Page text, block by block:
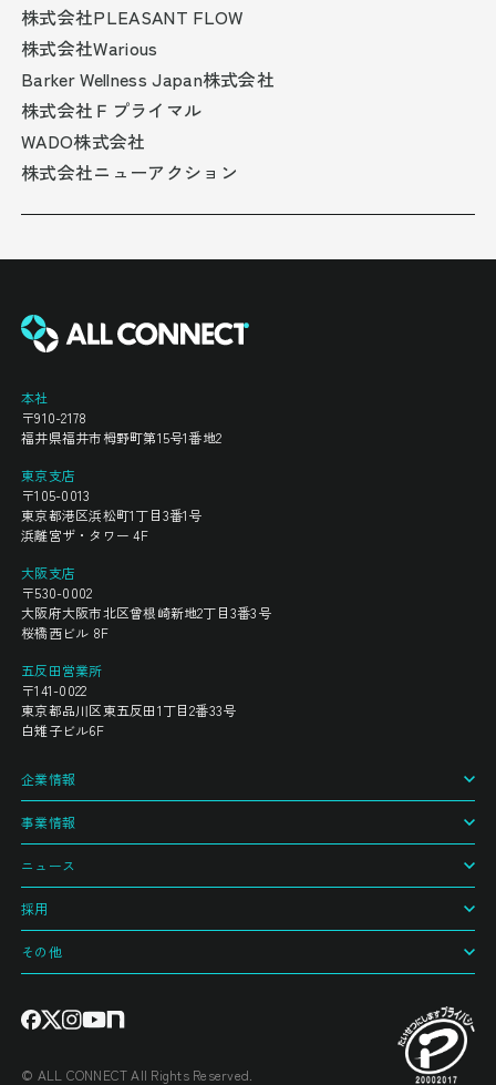
株式会社PLEASANT FLOW
株式会社Warious
Barker Wellness Japan株式会社
株式会社Ｆプライマル
WADO株式会社
株式会社ニューアクション
本社
〒910-2178
福井県福井市栂野町第15号1番地2
東京支店
〒105-0013
東京都港区浜松町1丁目3番1号
浜離宮ザ・タワー 4F
大阪支店
〒530-0002
大阪府大阪市北区曾根崎新地2丁目3番3号
桜橋西ビル 8F
五反田営業所
〒141-0022
東京都品川区東五反田1丁目2番33号
白雉子ビル6F
企業情報
事業情報
ニュース
採用
その他
© ALL CONNECT All Rights Reserved.